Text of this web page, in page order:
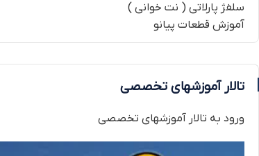
سلفژ پارلاتی ( نت خوانی )
آموزش قطعات پیانو
تالار آموزشهای تخصصی
ورود به تالار آموزشهای تخصصی